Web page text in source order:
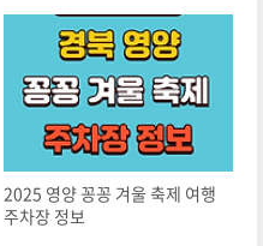
2025 영양 꽁꽁 겨울 축제 여행
주차장 정보